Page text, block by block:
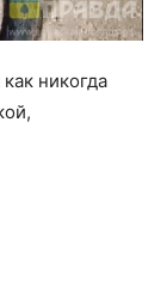
никогда